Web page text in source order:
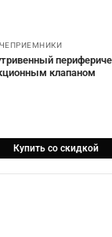
клапаном
Купить со скидкой